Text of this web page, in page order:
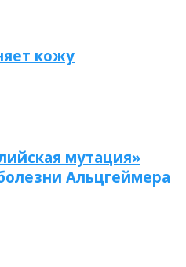
кожу
мутация»
Альцгеймера